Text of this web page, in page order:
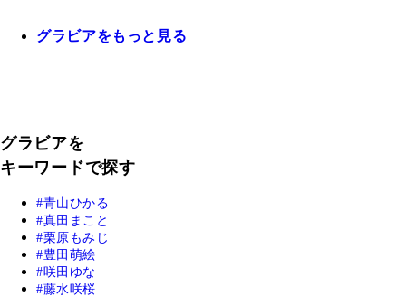
グラビアをもっと見る
グラビアを
キーワードで探す
青山ひかる
真田まこと
栗原もみじ
豊田萌絵
咲田ゆな
藤水咲桜